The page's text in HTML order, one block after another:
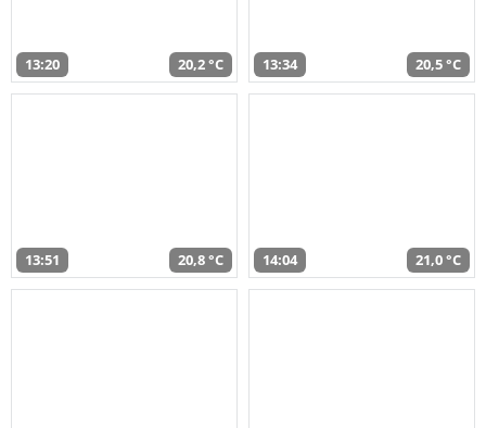
13:20 20,2 °C 13:34 20,5 °C
13:51 20,8 °C 14:04 21,0 °C